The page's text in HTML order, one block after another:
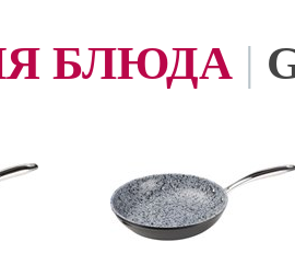
БЛЮДА |